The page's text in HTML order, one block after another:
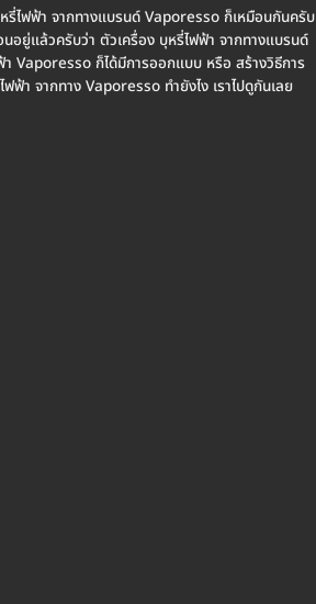
รี่ไฟฟ้า จากทางแบรนด์ Vaporesso ก็เหมือนกันครับ
ยู่แล้วครับว่า ตัวเครื่อง บุหรี่ไฟฟ้า จากทางแบรนด์
Vaporesso ก็ได้มีการออกแบบ หรือ สร้างวิธีการ
ฟฟ้า จากทาง Vaporesso ทำยังไง เราไปดูกันเลย